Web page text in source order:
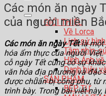
GIỚI THIỆU
Về Lorca
Lịch sử
Tầm nhìn-
Hình Ảnh
Danh hiệu
SẢN PHẨM
BẾP TỪ
Các món ăn ngày
của người miền
Các món ăn ngày Tếtlà một
hóa ẩm thực của người
cỗ ngày Tết cũng có sự
văn hóa địa phương và đặc
được chuẩn bị công phu, từ
trình bày. Trong bài viết